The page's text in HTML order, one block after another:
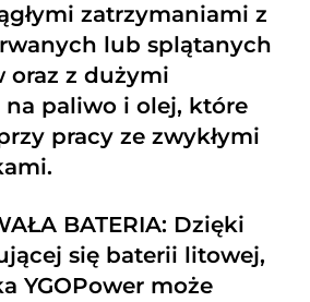
zatrzymaniami z
lub splątanych
oraz z dużymi
paliwo i olej, które
pracy ze zwykłymi
BATERIA: Dzięki
się baterii litowej,
YGOPower może